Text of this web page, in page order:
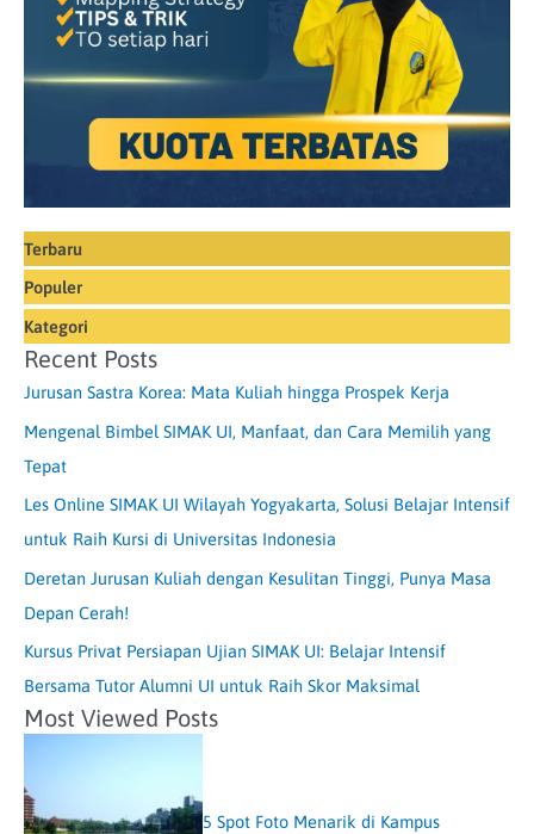
Terbaru
Populer
Kategori
Recent Posts
Jurusan Sastra Korea: Mata Kuliah hingga Prospek Kerja
Mengenal Bimbel SIMAK UI, Manfaat, dan Cara Memilih yang
Tepat
Les Online SIMAK UI Wilayah Yogyakarta, Solusi Belajar Intensif
untuk Raih Kursi di Universitas Indonesia
Deretan Jurusan Kuliah dengan Kesulitan Tinggi, Punya Masa
Depan Cerah!
Kursus Privat Persiapan Ujian SIMAK UI: Belajar Intensif
Bersama Tutor Alumni UI untuk Raih Skor Maksimal
Most Viewed Posts
5 Spot Foto Menarik di Kampus